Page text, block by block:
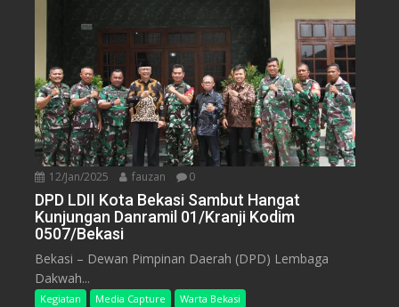
12/Jan/2025 fauzan 0
DPD LDII Kota Bekasi Sambut Hangat
Kunjungan Danramil 01/Kranji Kodim
0507/Bekasi
Bekasi – Dewan Pimpinan Daerah (DPD) Lembaga
Dakwah...
Kegiatan Media Capture Warta Bekasi